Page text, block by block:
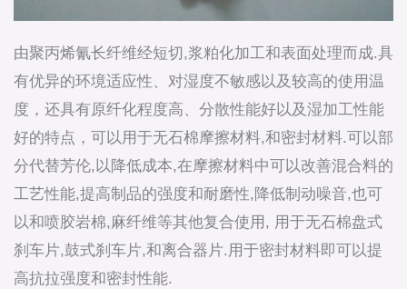
由聚丙烯氰长纤维经短切,浆粕化加工和表面处理而成.具
有优异的环境适应性、对湿度不敏感以及较高的使用温
度，还具有原纤化程度高、分散性能好以及湿加工性能
好的特点，可以用于无石棉摩擦材料,和密封材料.可以部
分代替芳伦,以降低成本,在摩擦材料中可以改善混合料的
工艺性能,提高制品的强度和耐磨性,降低制动噪音,也可
以和喷胶岩棉,麻纤维等其他复合使用, 用于无石棉盘式
刹车片,鼓式刹车片,和离合器片.用于密封材料即可以提
高抗拉强度和密封性能.